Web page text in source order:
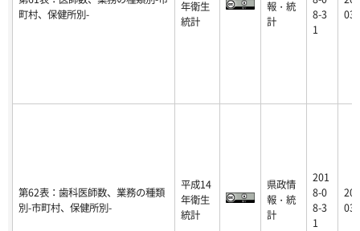
町村、保健所別-
年衛生
統計
報・統
計
8-3
1
第62表：歯科医師数、業務の種類
別-市町村、保健所別-
平成14
年衛生
統計
県政情
報・統
計
201
8-0
8-3
1